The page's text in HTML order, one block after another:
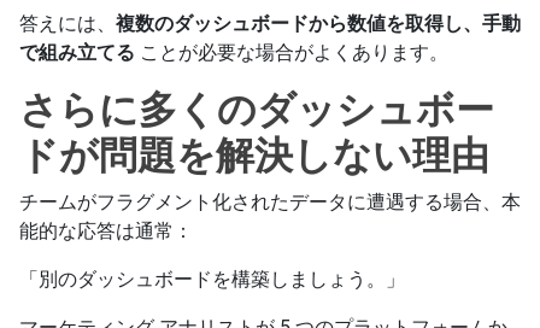
答えには、 複数のダッシュボードから数値を取得し、手動
で組み立てる ことが必要な場合がよくあります。
さらに多くのダッシュボー
ドが問題を解決しない理由
チームがフラグメント化されたデータに遭遇する場合、本
能的な応答は通常：
「別のダッシュボードを構築しましょう。」